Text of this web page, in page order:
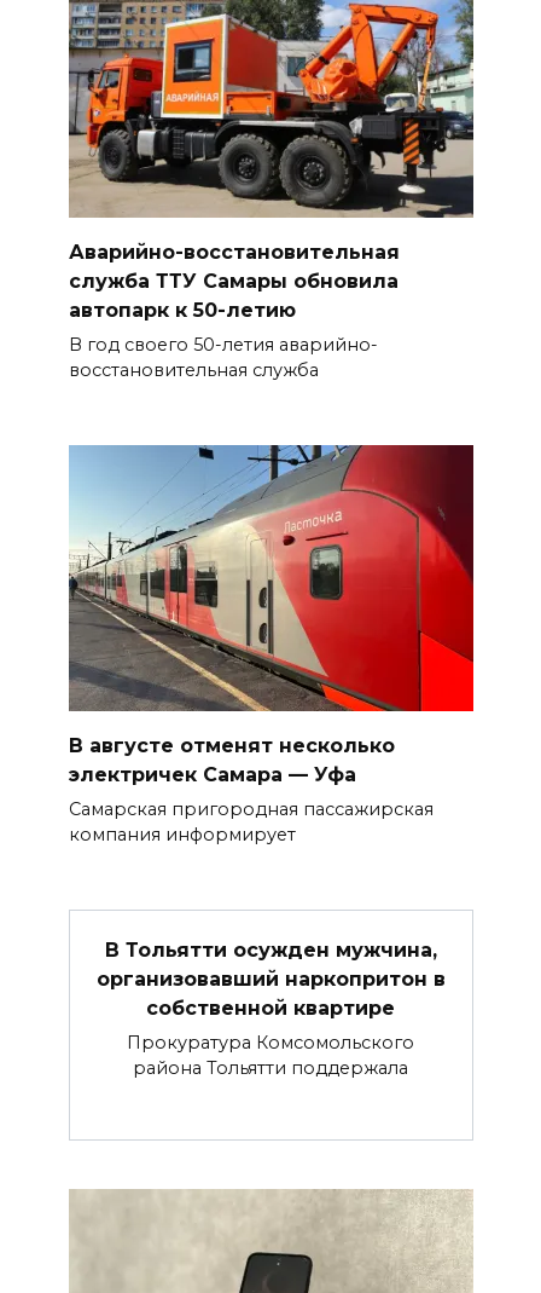
Аварийно-восстановительная
служба ТТУ Самары обновила
автопарк к 50-летию
В год своего 50-летия аварийно-
восстановительная служба
В августе отменят несколько
электричек Самара — Уфа
Самарская пригородная пассажирская
компания информирует
В Тольятти осужден мужчина,
организовавший наркопритон в
собственной квартире
Прокуратура Комсомольского
района Тольятти поддержала